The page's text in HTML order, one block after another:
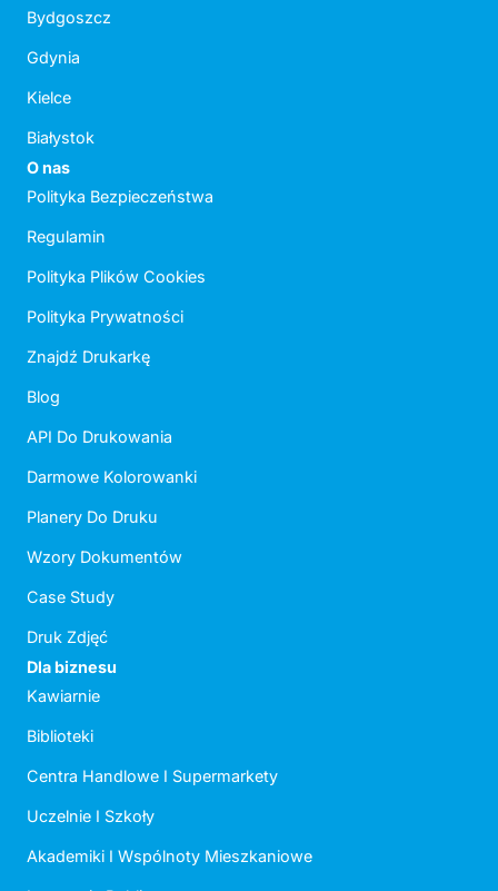
Bydgoszcz
Gdynia
Kielce
Białystok
O nas
Polityka Bezpieczeństwa
Regulamin
Polityka Plików Cookies
Polityka Prywatności
Znajdź Drukarkę
Blog
API Do Drukowania
Darmowe Kolorowanki
Planery Do Druku
Wzory Dokumentów
Case Study
Druk Zdjęć
Dla biznesu
Kawiarnie
Biblioteki
Centra Handlowe I Supermarkety
Uczelnie I Szkoły
Akademiki I Wspólnoty Mieszkaniowe